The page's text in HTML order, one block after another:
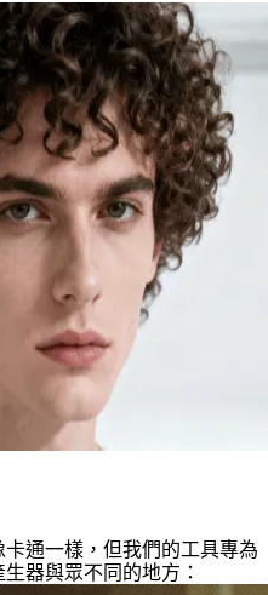
通一樣，但我們的工具專為
器與眾不同的地方：